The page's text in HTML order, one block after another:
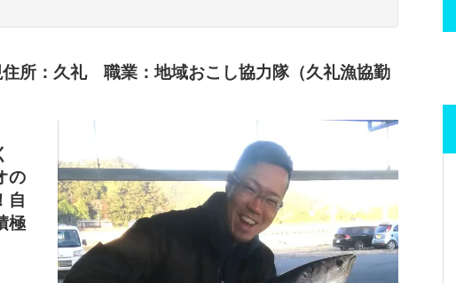
所：久礼 職業：地域おこし協力隊（久礼漁協勤
の
自
極